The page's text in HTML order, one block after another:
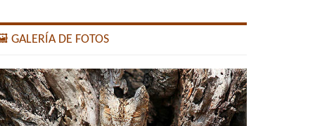
GALERÍA DE FOTOS